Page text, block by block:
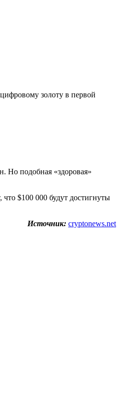
золоту в первой
Но подобная «здоровая»
$100 000 будут достигнуты
Источник: cryptonews.net